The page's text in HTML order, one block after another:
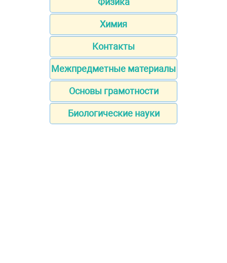
Химия
Контакты
Межпредметные материалы
Основы грамотности
Биологические науки